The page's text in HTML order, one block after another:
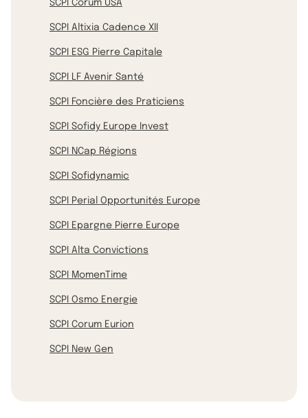
SCPI Corum USA
SCPI Altixia Cadence XII
SCPI ESG Pierre Capitale
SCPI LF Avenir Santé
SCPI Foncière des Praticiens
SCPI Sofidy Europe Invest
SCPI NCap Régions
SCPI Sofidynamic
SCPI Perial Opportunités Europe
SCPI Epargne Pierre Europe
SCPI Alta Convictions
SCPI MomenTime
SCPI Osmo Energie
SCPI Corum Eurion
SCPI New Gen